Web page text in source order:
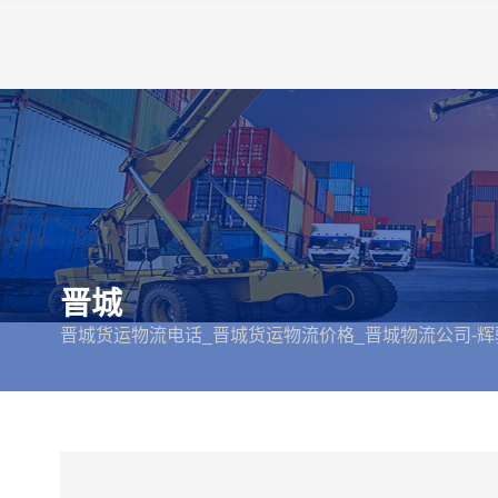
晋城
晋城货运物流电话_晋城货运物流价格_晋城物流公司-